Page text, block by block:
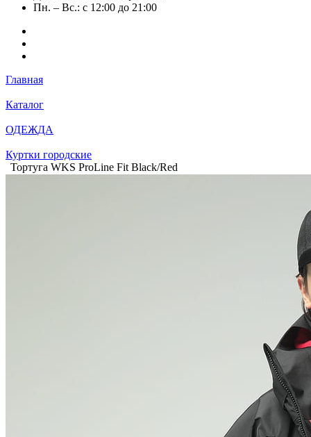
Пн. – Вс.: с 12:00 до 21:00
Главная
Каталог
ОДЕЖДА
Куртки городские
Тортуга WKS ProLine Fit Black/Red